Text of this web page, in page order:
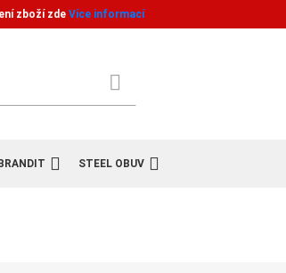
zboží zde Více informací
STEEL OBUV